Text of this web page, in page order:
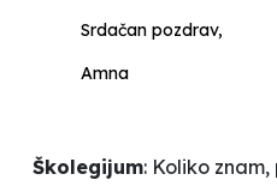
Srdačan pozdrav,
Amna
Školegijum: Koliko